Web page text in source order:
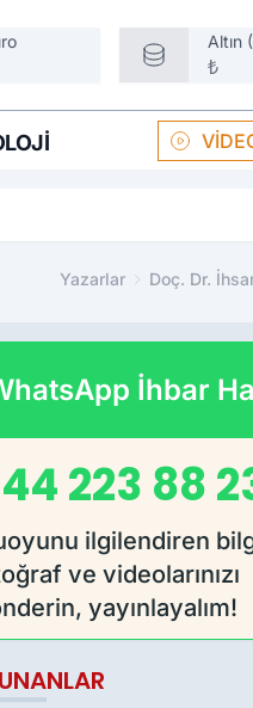
Altın
₺
Yazarlar Doç. Dr.
İhbar
223 88
ilgilendiren
ve videolarınızı
yayınlayalım!